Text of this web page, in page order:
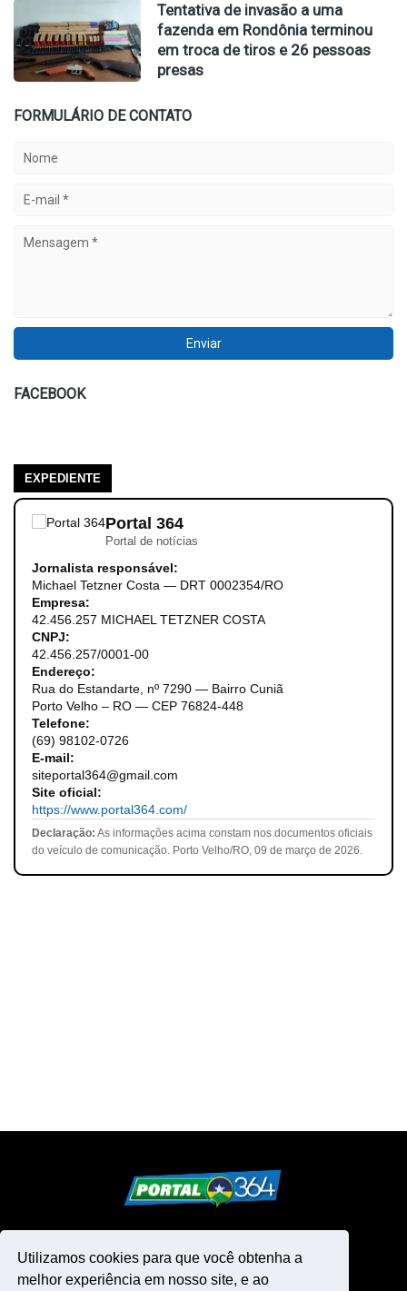
Utilizamos cookies para que você obtenha a
melhor experiência em nosso site, e ao
Tentativa de invasão a uma
fazenda em Rondônia terminou
em troca de tiros e 26 pessoas
presas
FORMULÁRIO DE CONTATO
FACEBOOK
EXPEDIENTE
Portal 364
Portal de notícias
Jornalista responsável:
Michael Tetzner Costa — DRT 0002354/RO
Empresa:
42.456.257 MICHAEL TETZNER COSTA
CNPJ:
42.456.257/0001-00
Endereço:
Rua do Estandarte, nº 7290 — Bairro Cuniã
Porto Velho – RO — CEP 76824-448
Telefone:
(69) 98102-0726
E-mail:
siteportal364@gmail.com
Site oficial:
https://www.portal364.com/
Declaração: As informações acima constam nos documentos oficiais
do veículo de comunicação. Porto Velho/RO, 09 de março de 2026.